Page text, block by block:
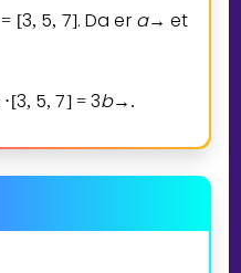
= [3, 5, 7]. Da er a→ et
⋅[3, 5, 7] = 3b→ .